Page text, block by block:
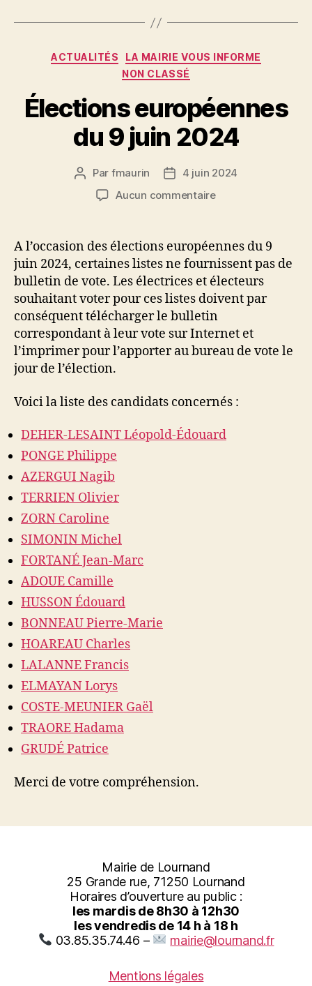
Catégories
ACTUALITÉS
LA MAIRIE VOUS INFORME
NON CLASSÉ
Élections européennes
du 9 juin 2024
Auteur
l’article
Par fmaurin
Date4 juin 2024
Aucun commentairesur
du
9
juin
2024
A l’occasion des élections européennes du 9
juin 2024, certaines listes ne fournissent pas de
bulletin de vote. Les électrices et électeurs
souhaitant voter pour ces listes doivent par
conséquent télécharger le bulletin
correspondant à leur vote sur Internet et
l’imprimer pour l’apporter au bureau de vote le
jour de l’élection.
Voici la liste des candidats concernés :
DEHER-LESAINT Léopold-Édouard
PONGE Philippe
AZERGUI Nagib
TERRIEN Olivier
ZORN Caroline
SIMONIN Michel
FORTANÉ Jean-Marc
ADOUE Camille
HUSSON Édouard
BONNEAU Pierre-Marie
HOAREAU Charles
LALANNE Francis
ELMAYAN Lorys
COSTE-MEUNIER Gaël
TRAORE Hadama
GRUDÉ Patrice
Merci de votre compréhension.
Mairie de Lournand
25 Grande rue, 71250 Lournand
Horaires d’ouverture au public :
les mardis de 8h30 à 12h30
les vendredis de 14 h à 18 h
03.85.35.74.46 –
mairie@lournand.fr
Mentions légales